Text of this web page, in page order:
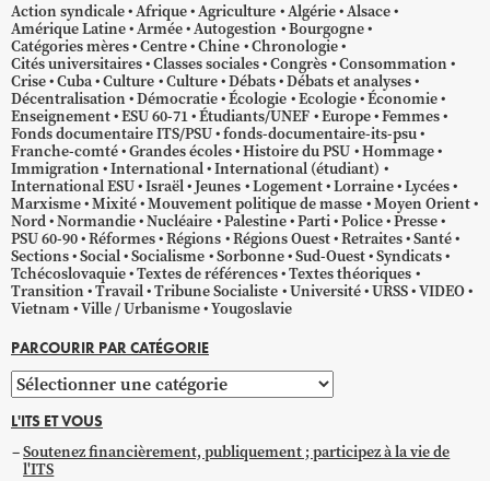
Action syndicale Afrique Agriculture Algérie Alsace
Amérique Latine Armée Autogestion
Bourgogne
Catégories mères Centre Chine Chronologie
Cités universitaires Classes sociales Congrès Consommation
Crise Cuba Culture Culture Débats Débats et analyses
Décentralisation Démocratie Écologie Ecologie Économie
Enseignement ESU 60-71 Étudiants/UNEF Europe Femmes
Fonds documentaire ITS/PSU fonds-documentaire-its-psu
Franche-comté Grandes écoles Histoire du PSU Hommage
Immigration International International (étudiant)
International ESU Israël Jeunes Logement Lorraine Lycées
Marxisme Mixité Mouvement politique de masse Moyen Orient
Nord Normandie Nucléaire Palestine Parti Police Presse
PSU 60-90 Réformes Régions Régions Ouest Retraites Santé
Sections Social Socialisme Sorbonne Sud-Ouest Syndicats
Tchécoslovaquie Textes de références Textes théoriques
Transition Travail Tribune Socialiste Université URSS VIDEO
Vietnam Ville / Urbanisme Yougoslavie
PARCOURIR PAR CATÉGORIE
Parcourir
par
catégorie
L'ITS ET VOUS
Soutenez financièrement, publiquement ; participez à la vie de
l'ITS